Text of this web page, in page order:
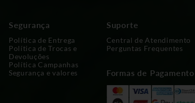
Segurança
Política de Entrega
Política de Trocas e
Devoluções
Política Campanhas
Segurança e valores
Suporte
Central de Atendimento
Perguntas Frequentes
Formas de Pagamento